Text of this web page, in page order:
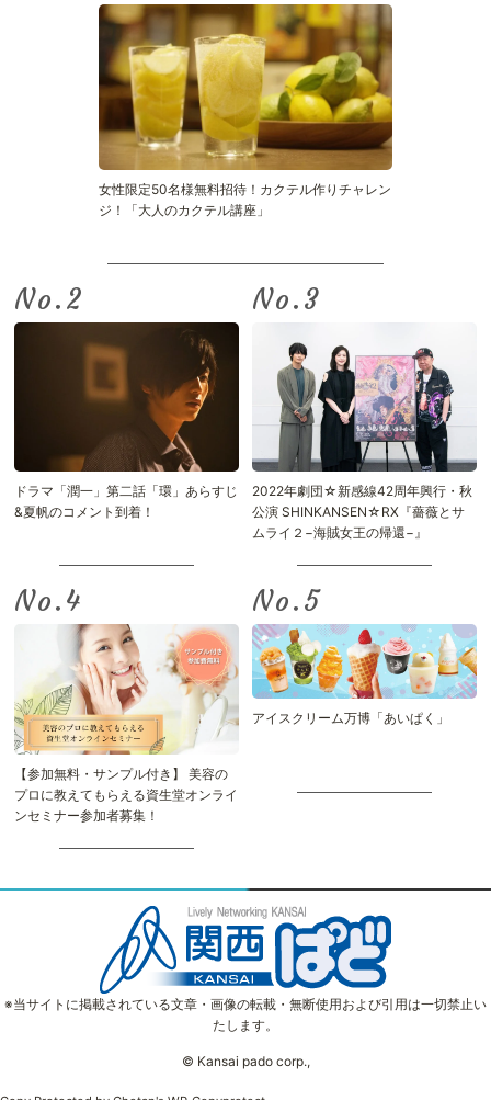
女性限定50名様無料招待！カクテル作りチャレン
ジ！「大人のカクテル講座」
No.
ドラマ「潤一」第二話「環」あらすじ
&夏帆のコメント到着！
No.
2022年劇団☆新感線42周年興行・秋
公演 SHINKANSEN☆RX『薔薇とサ
ムライ２−海賊女王の帰還−』
No.
【参加無料・サンプル付き】 美容の
プロに教えてもらえる資生堂オンライ
ンセミナー参加者募集！
No.
アイスクリーム万博「あいぱく」
※当サイトに掲載されている文章・画像の転載・無断使用および引用は一切禁止い
たします。
© Kansai pado corp.,